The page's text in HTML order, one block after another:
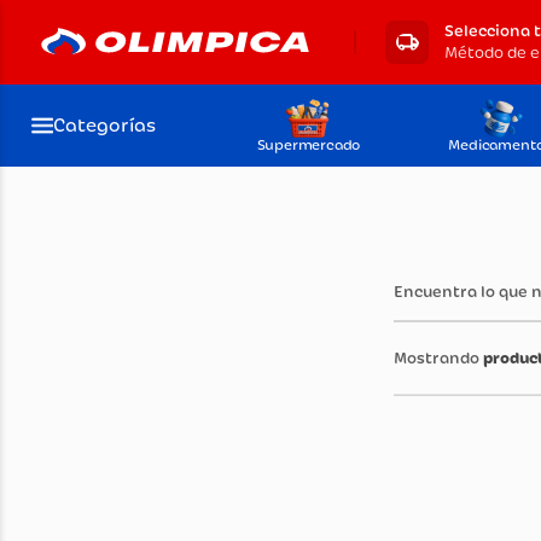
Selecciona
Método de
Categorías
Supermercado
Encuentra lo que